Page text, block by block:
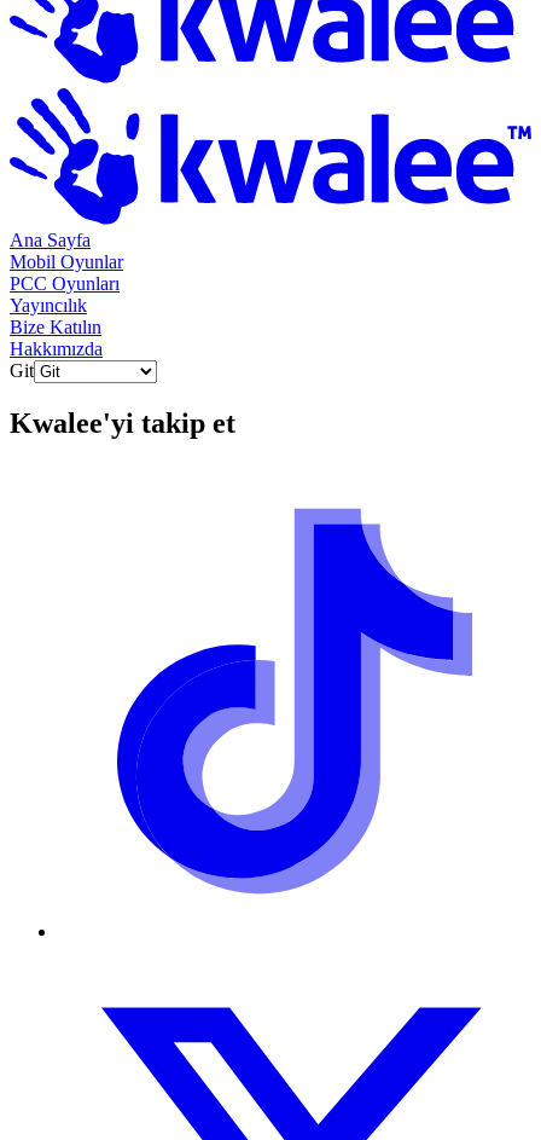
Ana Sayfa
Mobil Oyunlar
PCC Oyunları
Yayıncılık
Bize Katılın
Hakkımızda
Git
Kwalee'yi takip et